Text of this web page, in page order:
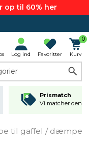
op til 60% her
Log ind Favoritter
0
Kurv
Prismatch
Vi matcher den
til gaffel / dæmper